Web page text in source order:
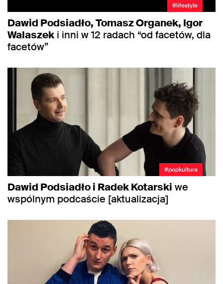
#lifestyle
Dawid Podsiadło, Tomasz Organek, Igor
Walaszek i inni w 12 radach “od facetów, dla
facetów”
#popkultura
Dawid Podsiadło i Radek Kotarski we
wspólnym podcaście [aktualizacja]